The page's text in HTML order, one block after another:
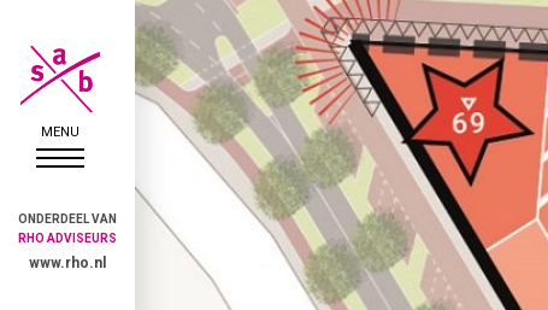
ONDERDEEL VAN
RHO ADVISEURS
www.rho.nl